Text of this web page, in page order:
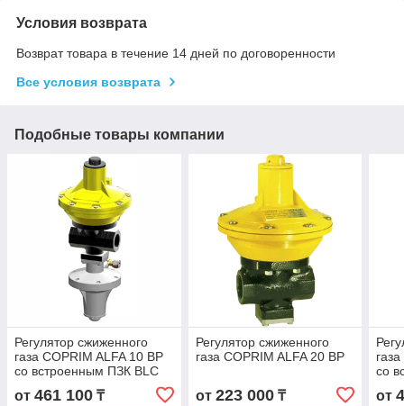
Условия возврата
Возврат товара в течение 14 дней по договоренности
Все условия возврата
Подобные товары компании
Регулятор сжиженного
газа COPRIM ALFA 10 BP
со встроенным ПЗК BLC
от 461 100 ₸
Регулятор сжиженного
газа COPRIM ALFA 20 BP
от 223 000₸
со
от